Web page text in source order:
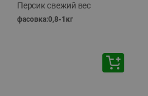
Персик свежий вес
фасовка:0,8-1кг